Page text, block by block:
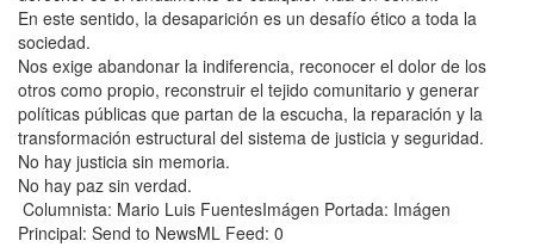
En este sentido, la desaparición es un desafío ético a toda la
sociedad.
Nos exige abandonar la indiferencia, reconocer el dolor de los
otros como propio, reconstruir el tejido comunitario y generar
políticas públicas que partan de la escucha, la reparación y la
transformación estructural del sistema de justicia y seguridad.
No hay justicia sin memoria.
No hay paz sin verdad.
Columnista: Mario Luis FuentesImágen Portada: Imágen
Principal: Send to NewsML Feed: 0